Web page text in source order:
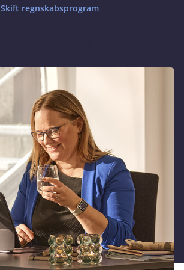
Skift regnskabsprogram